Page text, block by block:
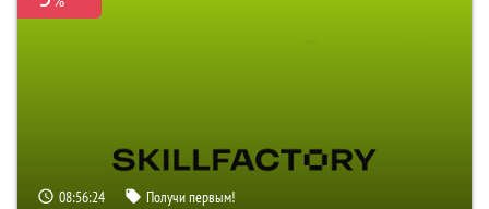
08:56:23 Получи первым!